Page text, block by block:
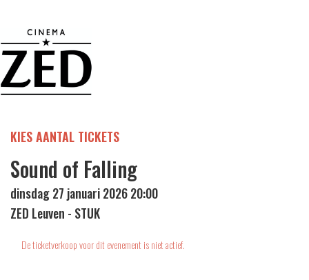
KIES AANTAL TICKETS
Sound of Falling
dinsdag 27 januari 2026 20:00
ZED Leuven - STUK
De ticketverkoop voor dit evenement is niet actief.